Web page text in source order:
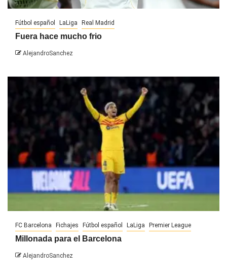
Fútbol español LaLiga Real Madrid
Fuera hace mucho frio
AlejandroSanchez
FC Barcelona Fichajes Fútbol español LaLiga Premier League
Millonada para el Barcelona
AlejandroSanchez